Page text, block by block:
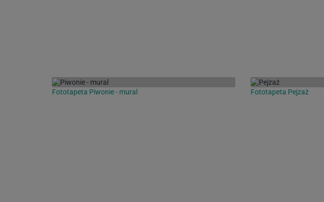
Fototapeta Piwonie - mural Fototapeta Pejzaż